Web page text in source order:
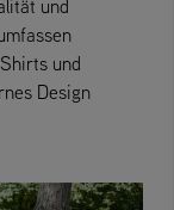
und
und
Design